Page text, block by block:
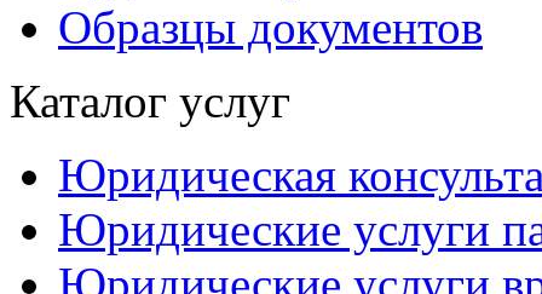
Образцы документов
Каталог услуг
Юридическая
Юридические услуги